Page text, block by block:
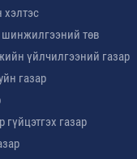
хэлтэс
шинжилгээний төв
үйлчилгээний газар
газар
газар